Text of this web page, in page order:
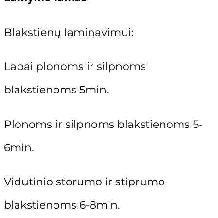
Blakstienų laminavimo mokymai
Blakstienų ir antakių laminavimo
Blakstienų laminavimo kursai (10
Depiliacijos mokymai
Depiliacijos vašku kursai (10 ak.val.)
Depiliacijos cukrumi kursai (10 ak.val.)
17,00 €.
13,60 €.
ITALWAX VAŠKO IR
Blakstienų laminavimui:
Labai plonoms ir silpnoms
blakstienoms 5min.
Plonoms ir silpnoms blakstienoms 5-
6min.
Vidutinio storumo ir stiprumo
blakstienoms 6-8min.